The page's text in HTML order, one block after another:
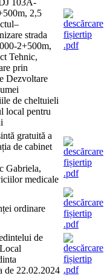
2,5
strada
2+500m,
Tehnic,
prin
Dezvoltare
de cheltuieli
local pentru
gratuită a
de cabinet
Gabriela,
medicale
ordinare
de
de 22.02.2024